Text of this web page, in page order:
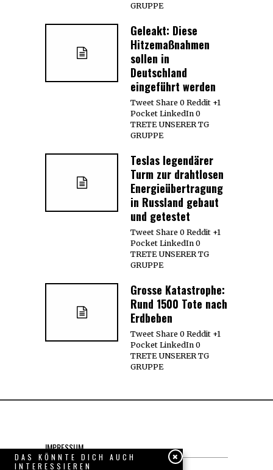
GRUPPE
Geleakt: Diese
Hitzemaßnahmen
sollen in
Deutschland
eingeführt werden
Tweet Share 0 Reddit +1
Pocket LinkedIn 0
TRETE UNSERER TG
GRUPPE
Teslas legendärer
Turm zur drahtlosen
Energieübertragung
in Russland gebaut
und getestet
Tweet Share 0 Reddit +1
Pocket LinkedIn 0
TRETE UNSERER TG
GRUPPE
Grosse Katastrophe:
Rund 1500 Tote nach
Erdbeben
Tweet Share 0 Reddit +1
Pocket LinkedIn 0
TRETE UNSERER TG
GRUPPE
IMPRESSUM
DAS KÖNNTE DICH AUCH
INTERESSIEREN